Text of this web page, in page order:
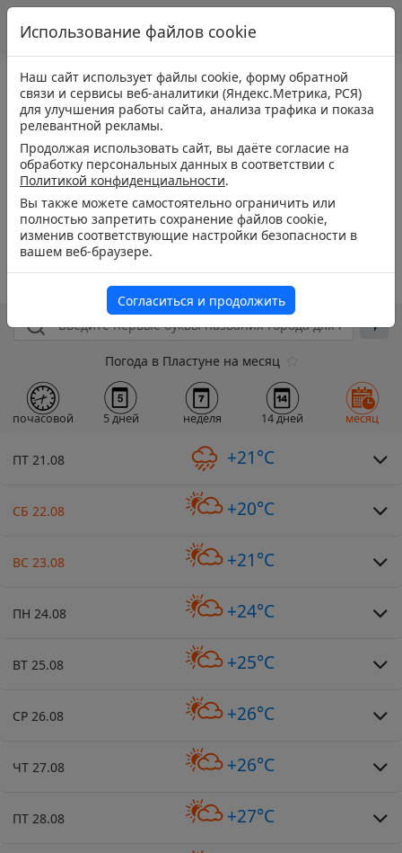
Погода в Пластуне на месяц
почасовой 5 дней неделя 14 дней месяц
ПТ 21.08 +21°C
СБ 22.08 +20°C
ВС 23.08 +21°C
ПН 24.08 +24°C
ВТ 25.08 +25°C
СР 26.08 +26°C
ЧТ 27.08 +26°C
ПТ 28.08 +27°C
Использование файлов cookie
Наш сайт использует файлы cookie, форму обратной
связи и сервисы веб-аналитики (Яндекс.Метрика, РСЯ)
для улучшения работы сайта, анализа трафика и показа
релевантной рекламы.
Продолжая использовать сайт, вы даёте согласие на
обработку персональных данных в соответствии с
Политикой конфиденциальности.
Вы также можете самостоятельно ограничить или
полностью запретить сохранение файлов cookie,
изменив соответствующие настройки безопасности в
вашем веб-браузере.
Согласиться и продолжить